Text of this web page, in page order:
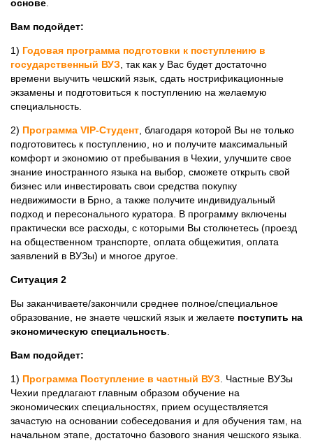
основе
Вам подойдет:
1) Годовая программа подготовки к поступлению в
государственный ВУЗ , так как у Вас будет достаточно
времени выучить чешский язык, сдать нострификационные
экзамены и подготовиться к поступлению на желаемую
специальность.
2) Программа VIP-Студент , благодаря которой Вы не только
подготовитесь к поступлению, но и получите максимальный
комфорт и экономию от пребывания в Чехии, улучшите свое
знание иностранного языка на выбор, сможете открыть свой
бизнес или инвестировать свои средства покупку
недвижимости в Брно, а также получите индивидуальный
подход и пересонального куратора. В программу включены
практически все расходы, с которыми Вы столкнетесь (проезд
на общественном транспорте, оплата общежития, оплата
заявлений в ВУЗы) и многое другое.
Ситуация 2
Вы заканчиваете/закончили среднее полное/специальное
образование, не знаете чешский язык и желаете поступить на
экономическую специальность
Вам подойдет:
1) Программа Поступление в частный ВУЗ . Частные ВУЗы
Чехии предлагают главным образом обучение на
экономических специальностях, прием осуществляется
зачастую на основании собеседования и для обучения там, на
начальном этапе, достаточно базового знания чешского языка.